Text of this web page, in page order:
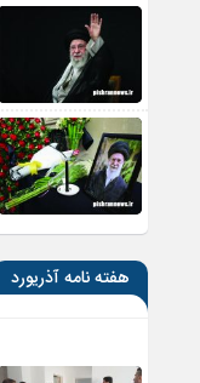
هفته نامه آذریورد